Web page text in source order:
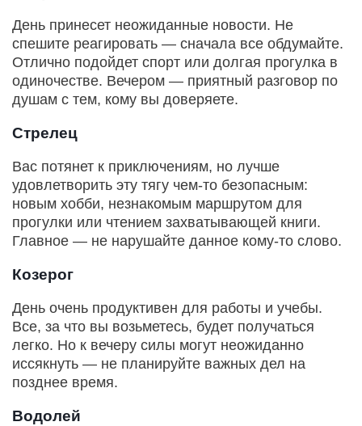
День принесет неожиданные новости. Не
спешите реагировать — сначала все обдумайте.
Отлично подойдет спорт или долгая прогулка в
одиночестве. Вечером — приятный разговор по
душам с тем, кому вы доверяете.
Стрелец
Вас потянет к приключениям, но лучше
удовлетворить эту тягу чем-то безопасным:
новым хобби, незнакомым маршрутом для
прогулки или чтением захватывающей книги.
Главное — не нарушайте данное кому-то слово.
Козерог
День очень продуктивен для работы и учебы.
Все, за что вы возьметесь, будет получаться
легко. Но к вечеру силы могут неожиданно
иссякнуть — не планируйте важных дел на
позднее время.
Водолей